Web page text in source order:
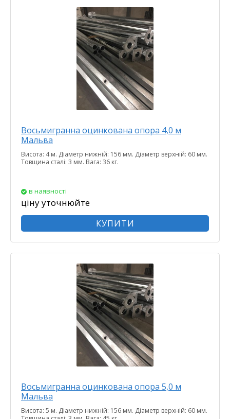
Восьмигранна оцинкована опора 4,0 м
Мальва
Висота: 4 м. Діаметр нижній: 156 мм. Діаметр верхній: 60 мм.
Товщина сталі: 3 мм. Вага: 36 кг.
в наявності
ціну уточнюйте
КУПИТИ
Восьмигранна оцинкована опора 5,0 м
Мальва
Висота: 5 м. Діаметр нижній: 156 мм. Діаметр верхній: 60 мм.